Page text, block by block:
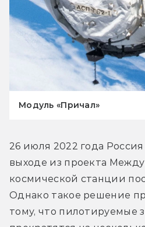
Модуль «Причал»
26 июля 2022 года
выходе из проекта
космической станции
Однако такое решение
тому, что пилотируемые